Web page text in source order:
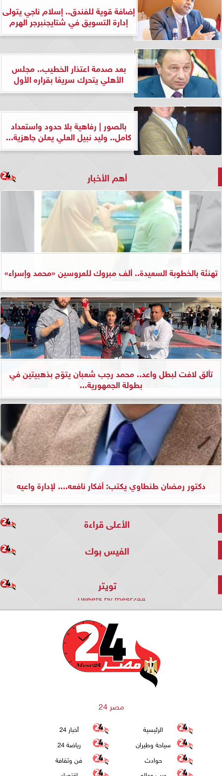
إضافة قوية للفندق.. إسلام ناجي يتولى
إدارة التسويق في شتايجنبرجر الهرم
بعد صدمة اعتذار الخطيب.. مجلس
الأهلي يتحرك سريعًا بقراره الأول
بالصور | رفاهية بلا حدود واستعداد
كامل.. وليد نبيل العلي يعلن جاهزية...
أهم الأخبار
تهنئة بالخطوبة السعيدة.. ألف مبروك للعروسين «محمد وإسراء»
تألق لافت لبطل واعد.. محمد رجب شعبان يتوّج بذهبيتين في
بطولة الجمهورية...
دكتور رمضان طنطاوي يكتب: أفكار نافعه.... لإدارة واعيه
الأعلى قراءة
الفيس بوك
تويتر
Tweets by mesr244
مصر 24
الرئيسية
أخبار 24
سياحة وطيران
رياضة 24
حوادث
فن وثقافة